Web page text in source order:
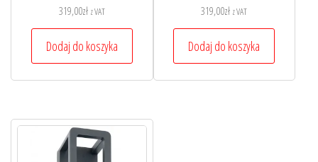
319,00zł z VAT
Dodaj do koszyka
319,00zł z VAT
Dodaj do koszyka